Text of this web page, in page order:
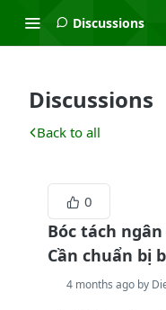
Discussions
Discussions
Back to all
0
Bóc tách
Cần chuẩn bị
4 months ago by